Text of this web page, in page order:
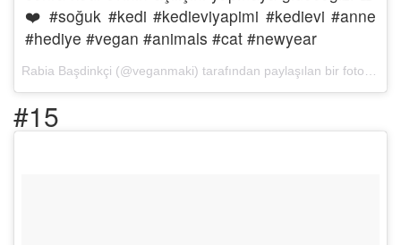
❤️ #soğuk #kedi #kedieviyapimi #kedievi #anne
#hediye #vegan #animals #cat #newyear
#15